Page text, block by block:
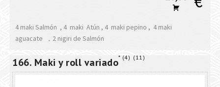
4 maki Salmón , 4 maki Atún , 4 maki pepino , 4 maki
aguacate ，2 nigiri de Salmón
166. Maki y roll variado 4 11